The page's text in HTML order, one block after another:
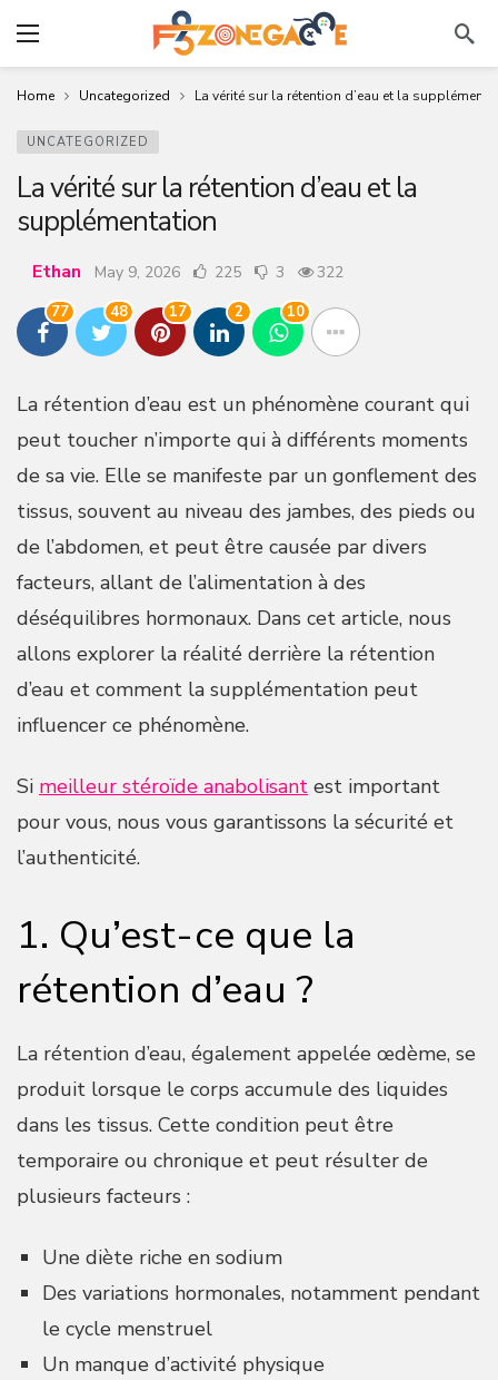
Home Uncategorized La vérité sur la rétention d’eau et la
UNCATEGORIZED
La vérité sur la rétention d’eau et la
supplémentation
Ethan May 9, 2026 225 3 322
77 48 17 2 10
La rétention d’eau est un phénomène courant qui
peut toucher n’importe qui à différents moments
de sa vie. Elle se manifeste par un gonflement des
tissus, souvent au niveau des jambes, des pieds ou
de l’abdomen, et peut être causée par divers
facteurs, allant de l’alimentation à des
déséquilibres hormonaux. Dans cet article, nous
allons explorer la réalité derrière la rétention
d’eau et comment la supplémentation peut
influencer ce phénomène.
Si meilleur stéroïde anabolisant est important
pour vous, nous vous garantissons la sécurité et
l’authenticité.
1. Qu’est-ce que la
rétention d’eau ?
La rétention d’eau, également appelée œdème, se
produit lorsque le corps accumule des liquides
dans les tissus. Cette condition peut être
temporaire ou chronique et peut résulter de
plusieurs facteurs :
Une diète riche en sodium
Des variations hormonales, notamment pendant
le cycle menstruel
Un manque d’activité physique